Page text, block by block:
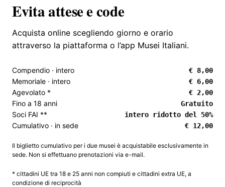
Evita attese e code
Acquista online scegliendo giorno e orario
attraverso la piattaforma o l’app Musei Italiani.
Compendio · intero € 8,00
Memoriale · intero € 6,00
Agevolato * € 2,00
Fino a 18 anni Gratuito
Soci FAI ** intero ridotto del 50%
Cumulativo · in sede € 12,00
Il biglietto cumulativo per i due musei è acquistabile esclusivamente in
sede. Non si effettuano prenotazioni via e-mail.
* cittadini UE tra 18 e 25 anni non compiuti e cittadini extra UE, a
condizione di reciprocità